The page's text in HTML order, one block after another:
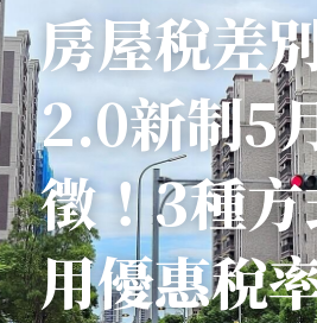
鴻智分享
隱私政策
聯絡我們
房屋稅差
2.0新制5
徵！3種
用優惠稅